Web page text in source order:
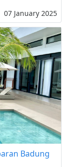
07 January 2025
Badung